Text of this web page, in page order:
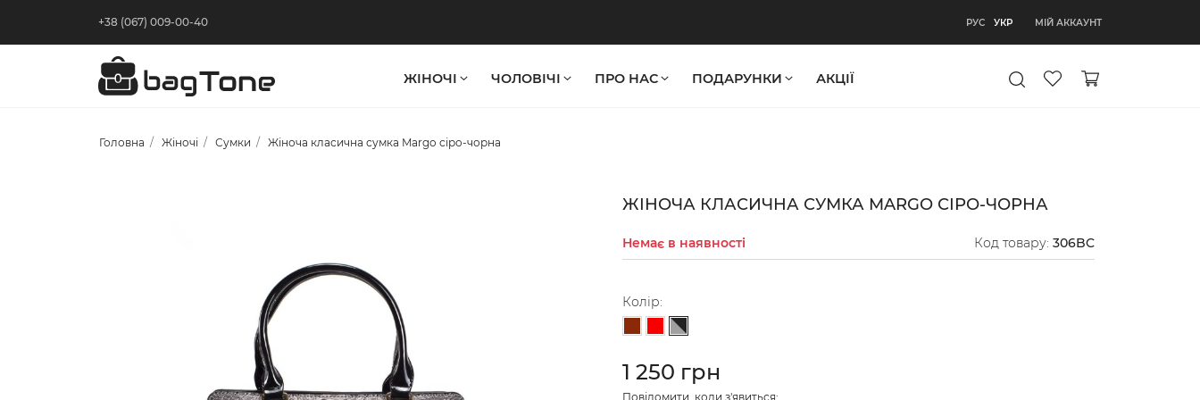
+38 (067) 009-00-40 РУС УКР МІЙ АККАУНТ
ЖІНОЧІ ЧОЛОВІЧІ АКЦІЇ
ПРО НАС ПОДАРУНКИ
Головна Жіночі Сумки Жіноча класична сумка Margo сіро-чорна
ЖІНОЧА КЛАСИЧНА СУМКА MARGO СІРО-ЧОРНА
Немає в наявності Код товару: 306BC
Колір:
Коричневий
Червоний
1 250 грн
Повідомити, коли з'явиться: